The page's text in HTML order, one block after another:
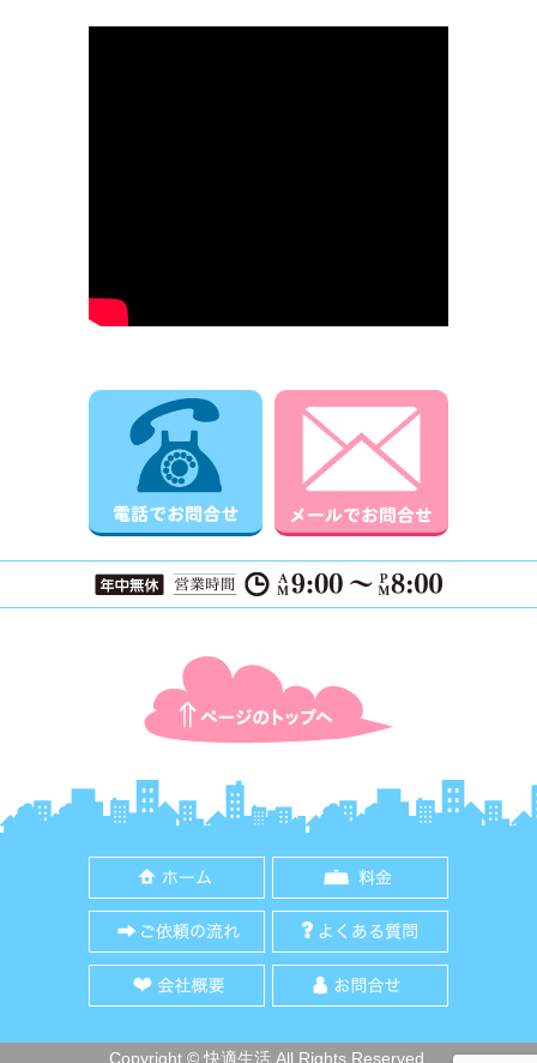
電話でお問合せ
ご依頼の流れ
会社概要
Copyright © 快適生活 All Rights Reserved.